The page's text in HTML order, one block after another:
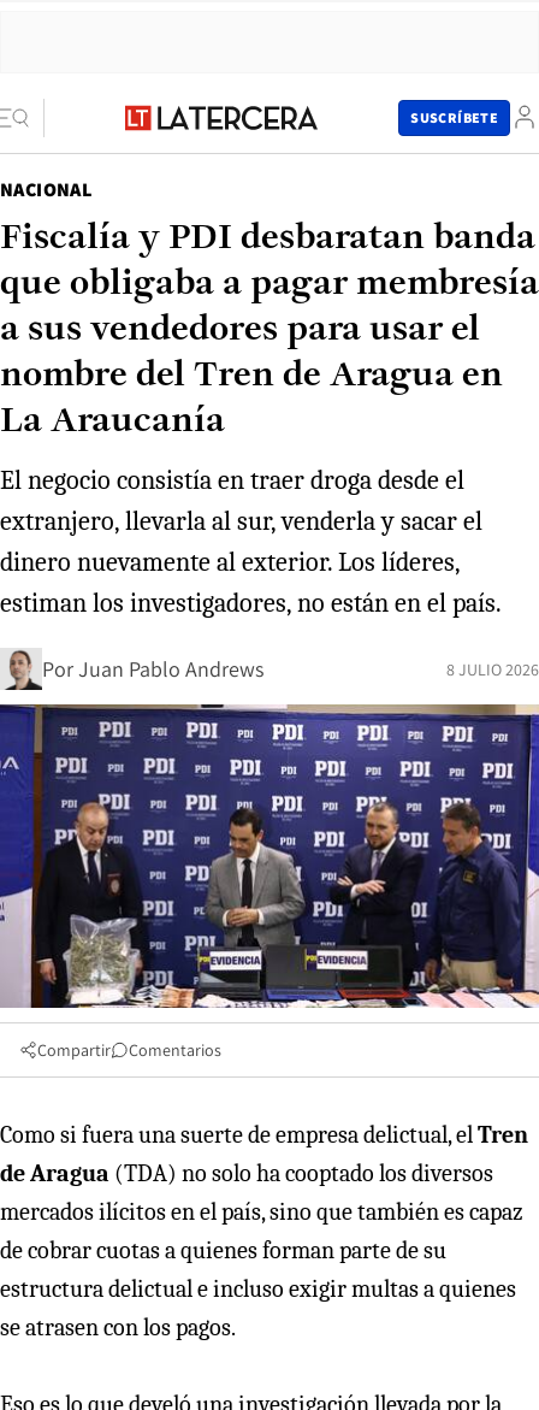
SUSCRÍBETE
NACIONAL
Fiscalía y PDI desbaratan banda
que obligaba a pagar membresía
a sus vendedores para usar el
nombre del Tren de Aragua en
La Araucanía
El negocio consistía en traer droga desde el
extranjero, llevarla al sur, venderla y sacar el
dinero nuevamente al exterior. Los líderes,
estiman los investigadores, no están en el país.
PorJuan Pablo Andrews 8 JULIO 2026
Compartir Comentarios
Como si fuera una suerte de empresa delictual, elTren
de Aragua (TDA) no solo ha cooptado los diversos
mercados ilícitos en el país, sino que también es capaz
de cobrar cuotas a quienes forman parte de su
estructura delictual e incluso exigir multas a quienes
se atrasen con los pagos.
Eso es lo que develó una investigación llevada por la